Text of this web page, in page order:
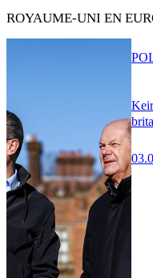
ROYAUME-UNI EN